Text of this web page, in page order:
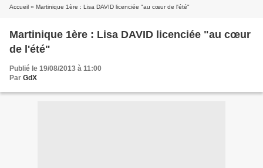
Accueil » Martinique 1ère : Lisa DAVID licenciée "au cœur de l'été"
Martinique 1ère : Lisa DAVID licenciée "au cœur
de l'été"
Publié le 19/08/2013 à 11:00
Par GdX